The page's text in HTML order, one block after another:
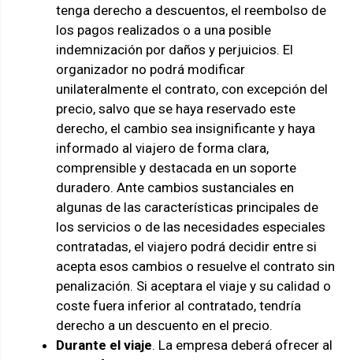
tenga derecho a descuentos, el reembolso de
los pagos realizados o a una posible
indemnización por daños y perjuicios. El
organizador no podrá modificar
unilateralmente el contrato, con excepción del
precio, salvo que se haya reservado este
derecho, el cambio sea insignificante y haya
informado al viajero de forma clara,
comprensible y destacada en un soporte
duradero. Ante cambios sustanciales en
algunas de las características principales de
los servicios o de las necesidades especiales
contratadas, el viajero podrá decidir entre si
acepta esos cambios o resuelve el contrato sin
penalización. Si aceptara el viaje y su calidad o
coste fuera inferior al contratado, tendría
derecho a un descuento en el precio.
Durante el viaje. La empresa deberá ofrecer al